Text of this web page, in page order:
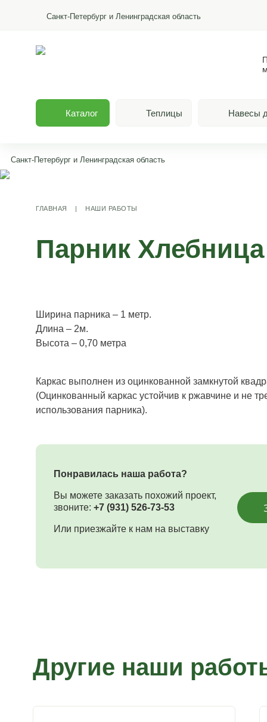
Санкт-Петербург и Ленинградская область
Каталог Теплицы Навесы
Санкт-Петербург и Ленинградская область
ГЛАВНАЯ | НАШИ РАБОТЫ
Парник Хлебница
Ширина парника – 1 метр.
Длина – 2м.
Высота – 0,70 метра
Каркас выполнен из оцинкованной замкнутой
(Оцинкованный каркас устойчив к ржавчине и не
использования парника).
Понравилась наша работа?
Вы можете заказать похожий проект,
звоните: +7 (931) 526-73-53
Или приезжайте к нам на выставку
Другие наши